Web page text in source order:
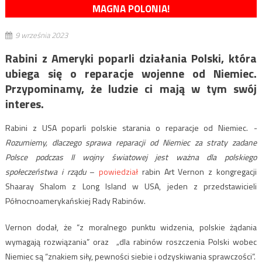
MAGNA POLONIA!
9 września 2023
Rabini z Ameryki poparli działania Polski, która
ubiega się o reparacje wojenne od Niemiec.
Przypominamy, że ludzie ci mają w tym swój
interes.
Rabini z USA poparli polskie starania o reparacje od Niemiec. -
Rozumiemy, dlaczego sprawa reparacji od Niemiec za straty zadane
Polsce podczas II wojny światowej jest ważna dla polskiego
społeczeństwa i rządu–powiedział rabin Art Vernon z kongregacji
Shaaray Shalom z Long Island w USA, jeden z przedstawicieli
Północnoamerykańskiej Rady Rabinów.
Vernon dodał, że “z moralnego punktu widzenia, polskie żądania
wymagają rozwiązania” oraz „dla rabinów roszczenia Polski wobec
Niemiec są “znakiem siły, pewności siebie i odzyskiwania sprawczości”.